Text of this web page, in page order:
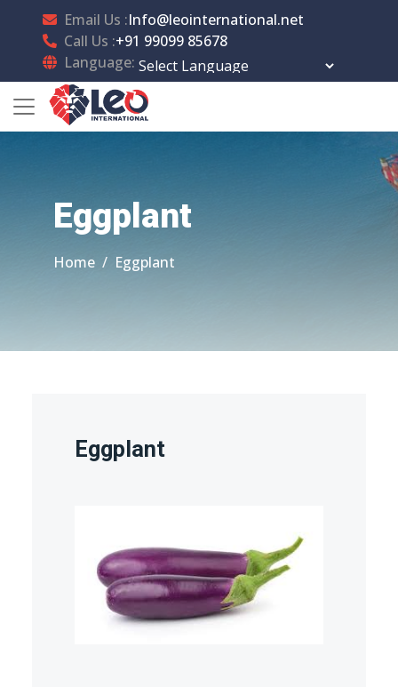
Email Us :Info@leointernational.net
Call Us :+91 99099 85678
Language:
Eggplant
Home Eggplant
Eggplant